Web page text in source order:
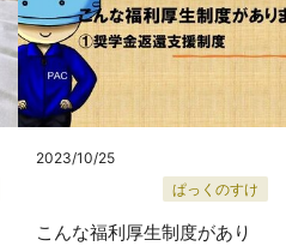
2023/10/25
ぱっくのすけ
こんな福利厚生制度があり